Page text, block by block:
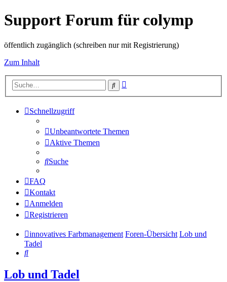
Support Forum für colymp
öffentlich zugänglich (schreiben nur mit Registrierung)
Zum Inhalt
Suche
Schnellzugriff
Unbeantwortete Themen
Aktive Themen
Suche
FAQ
Kontakt
Anmelden
Registrieren
innovatives Farbmanagement Foren-Übersicht Lob und
Tadel
Suche
Lob und Tadel